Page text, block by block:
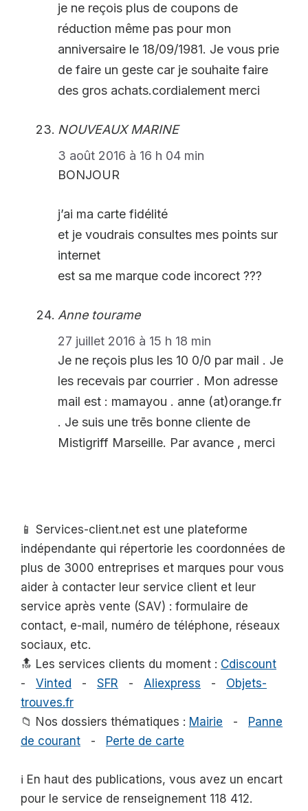
je ne reçois plus de coupons de
réduction même pas pour mon
anniversaire le 18/09/1981. Je vous prie
de faire un geste car je souhaite faire
des gros achats.cordialement merci
NOUVEAUX MARINE
3 août 2016 à 16 h 04 min
BONJOUR
j’ai ma carte fidélité
et je voudrais consultes mes points sur
internet
est sa me marque code incorect ???
Anne tourame
27 juillet 2016 à 15 h 18 min
Je ne reçois plus les 10 0/0 par mail . Je
les recevais par courrier . Mon adresse
mail est : mamayou . anne (at)orange.fr
. Je suis une trēs bonne cliente de
Mistigriff Marseille. Par avance , merci
📱 Services-client.net est une plateforme
indépendante qui répertorie les coordonnées de
plus de 3000 entreprises et marques pour vous
aider à contacter leur service client et leur
service après vente (SAV) : formulaire de
contact, e-mail, numéro de téléphone, réseaux
sociaux, etc.
🔝 Les services clients du moment : Cdiscount
- Vinted - SFR - Aliexpress - Objets-
trouves.fr
📁 Nos dossiers thématiques : Mairie - Panne
de courant - Perte de carte
ℹ️ En haut des publications, vous avez un encart
pour le service de renseignement 118 412.